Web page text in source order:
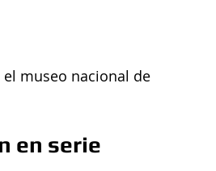
museo nacional de
en serie